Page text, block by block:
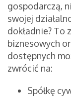
gospodarczą,
swojej
dokładnie? To
biznesowych
dostępnych
zwrócić na:
Spółkę